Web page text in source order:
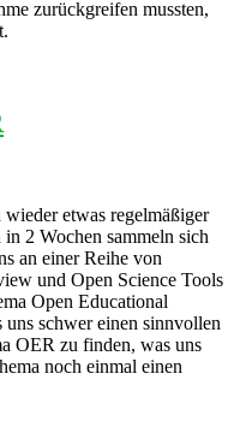
zurückgreifen mussten,
etwas regelmäßiger
2 Wochen sammeln sich
an einer Reihe von
und Open Science Tools
Open Educational
uns schwer einen sinnvollen
OER zu finden, was uns
noch einmal einen